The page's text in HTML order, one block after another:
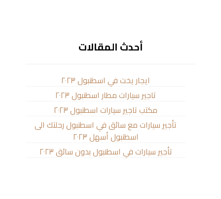
أحدث المقالات
ايجار يخت في اسطنبول ٢٠٢٣
تاجير سيارات مطار اسطنبول ٢٠٢٣
مكتب تاجير سيارات اسطنبول ٢٠٢٣
تأجير سيارات مع سائق في اسطنبول رحلتك الى
اسطنبول أسهل ٢٠٢٣
تأجير سيارات في اسطنبول بدون سائق ٢٠٢٣